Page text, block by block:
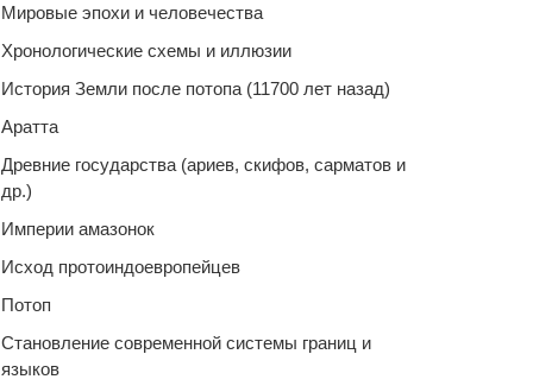
Мировые эпохи и человечества
Хронологические схемы и иллюзии
История Земли после потопа (11700 лет назад)
Аратта
Древние государства (ариев, скифов, сарматов и
др.)
Империи амазонок
Исход протоиндоевропейцев
Потоп
Становление современной системы границ и
языков